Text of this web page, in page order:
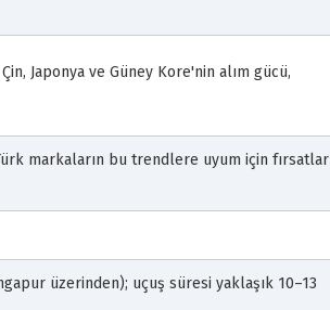
Japonya ve Güney Kore'nin alım gücü,
markaların bu trendlere uyum için fırsatlar
üzerinden); uçuş süresi yaklaşık 10–13